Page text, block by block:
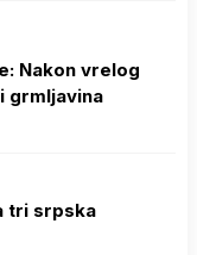
Nakon vrelog
grmljavina
tri srpska